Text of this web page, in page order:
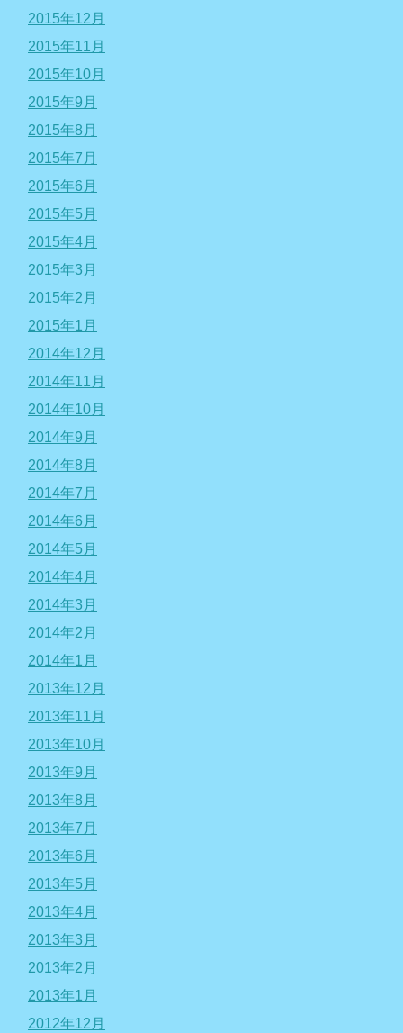
2015年12月
2015年11月
2015年10月
2015年9月
2015年8月
2015年7月
2015年6月
2015年5月
2015年4月
2015年3月
2015年2月
2015年1月
2014年12月
2014年11月
2014年10月
2014年9月
2014年8月
2014年7月
2014年6月
2014年5月
2014年4月
2014年3月
2014年2月
2014年1月
2013年12月
2013年11月
2013年10月
2013年9月
2013年8月
2013年7月
2013年6月
2013年5月
2013年4月
2013年3月
2013年2月
2013年1月
2012年12月